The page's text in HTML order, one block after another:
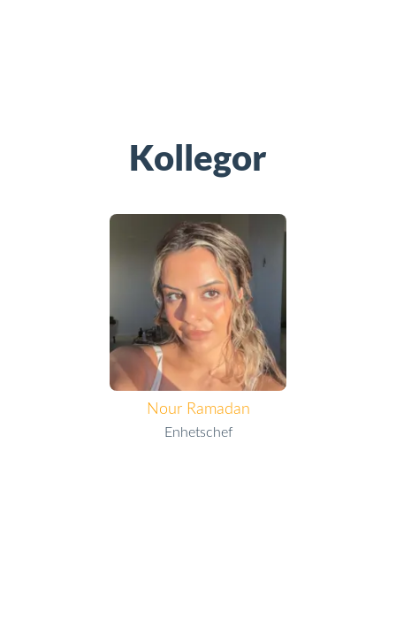
Kollegor
Nour Ramadan
Enhetschef